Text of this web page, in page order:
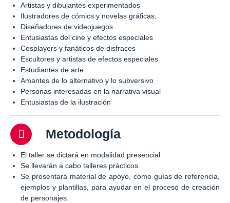
Artistas y dibujantes experimentados
Ilustradores de cómics y novelas gráficas.
Diseñadores de videojuegos
Entusiastas del cine y efectos especiales
Cosplayers y fanáticos de disfraces
Escultores y artistas de efectos especiales
Estudiantes de arte
Amantes de lo alternativo y lo subversivo
Personas interesadas en la narrativa visual
Entusiastas de la ilustración
Metodología
El taller se dictará en modalidad presencial
Se llevarán a cabo talleres prácticos.
Se presentará material de apoyo, como guías de referencia,
ejemplos y plantillas, para ayudar en el proceso de creación
de personajes.